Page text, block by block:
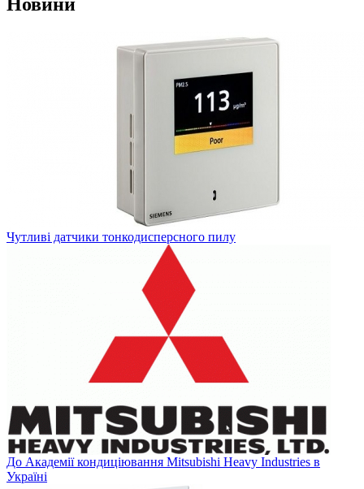
Новини
Чутливі датчики тонкодисперсного пилу
До Академії кондиціювання Mitsubishi Heavy Industries в
Україні